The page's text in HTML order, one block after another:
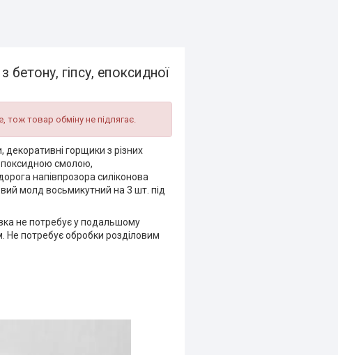
гіпсу, епоксидної
тож товар обміну не підлягає.
декоративні горщики з різних
смолою,
напівпрозора силіконова
молд восьмикутний на 3 шт. під
не потребує у подальшому
Не потребує обробки розділовим